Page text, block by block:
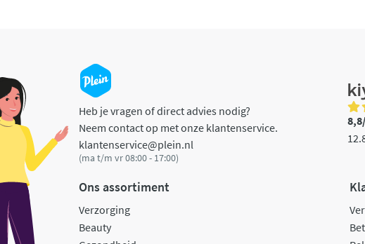
Heb je vragen of direct advies nodig?
Neem contact op met onze klantenservice.
klantenservice@plein.nl
(ma t/m vr 08:00 - 17:00)
Ons assortiment
Verzorging
Beauty